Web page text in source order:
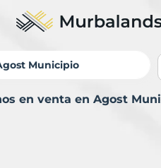
en venta en Agost